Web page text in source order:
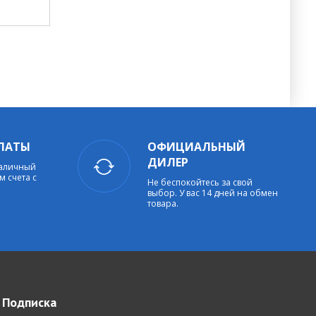
счета с
ОФИЦИАЛЬНЫЙ
ДИЛЕР
Не беспокойтесь за свой
выбор. У вас 14 дней на обмен
товара.
Подписка